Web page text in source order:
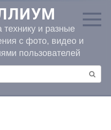
и разные
с фото, видео и
пользователей